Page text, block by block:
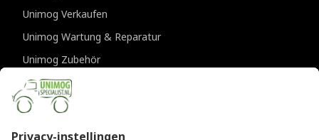
Unimog Verkaufen
Unimog Wartung & Reparatur
Unimog Zubehör
Unimog APK-prufungen
KONTAKTDATEN
Provincialeweg 94-98